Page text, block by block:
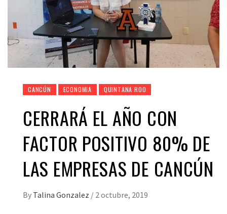
CANCÚN ECONOMIA QUINTANA ROO
CERRARÁ EL AÑO CON
FACTOR POSITIVO 80% DE
LAS EMPRESAS DE CANCÚN
By Talina Gonzalez / 2 octubre, 2019